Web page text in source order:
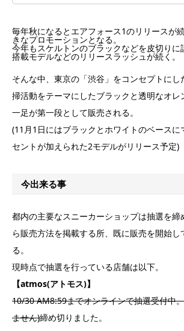
毎年秋になるとエアフォース1のリリースが
きなプロモーションとなる。
今年もスケルトンのブラックなどを皮切りに
搭載モデルなどのリリースラッシュが続く。
そんな中、東京の「渋谷」をコンセプトに
掃活動をテーマにしたブラックと透明なオレ
一足が第一段として販売される。
(11月1日にはブラックとホワイトのベースに
セントが加えられた2モデルがリリース予定)
今出来る事
都内の主要なスニーカーショップは抽選を締
ら販売方法を掲載する所、既に販売を開始し
る。
現時点で抽選を行っている店舗は以下。
【atmos(アトモス)】
10/30 AM8:59までオンラインで抽選受付中
ません)締め切りました。